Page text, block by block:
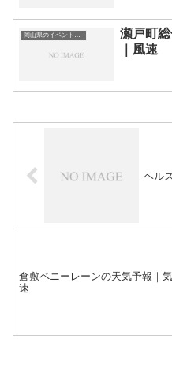
瀬戸町
｜風速
ヘル
倉敷ペニーレーンの天気予報｜
速